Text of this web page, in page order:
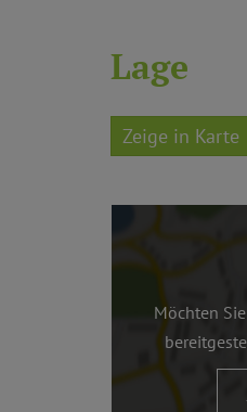
Lage
Zeige in Karte
Möchten